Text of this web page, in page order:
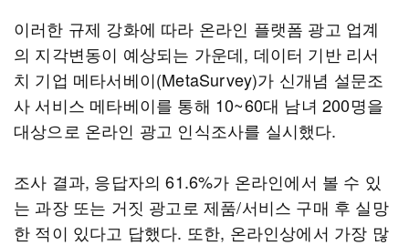
이러한 규제 강화에 따라 온라인 플랫폼 광고 업계
의 지각변동이 예상되는 가운데, 데이터 기반 리서
치 기업 메타서베이(MetaSurvey)가 신개념 설문조
사 서비스 메타베이를 통해 10~60대 남녀 200명을
대상으로 온라인 광고 인식조사를 실시했다.
조사 결과, 응답자의 61.6%가 온라인에서 볼 수 있
는 과장 또는 거짓 광고로 제품/서비스 구매 후 실망
한 적이 있다고 답했다. 또한, 온라인상에서 가장 많